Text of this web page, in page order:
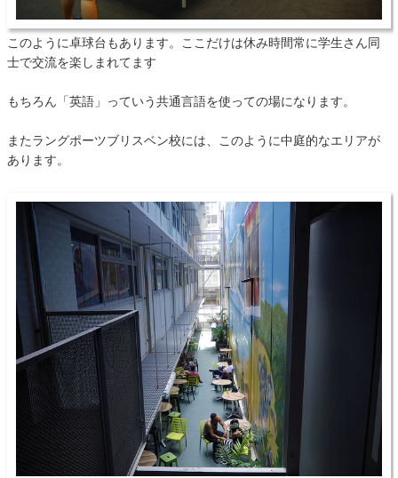
このように卓球台もあります。ここだけは休み時間常に学生さん同
士で交流を楽しまれてます
もちろん「英語」っていう共通言語を使っての場になります。
またラングポーツブリスベン校には、このように中庭的なエリアが
あります。